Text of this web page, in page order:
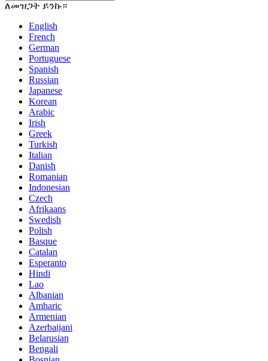
ለመዝጋት ይንኩ።
English
French
German
Portuguese
Spanish
Russian
Japanese
Korean
Arabic
Irish
Greek
Turkish
Italian
Danish
Romanian
Indonesian
Czech
Afrikaans
Swedish
Polish
Basque
Catalan
Esperanto
Hindi
Lao
Albanian
Amharic
Armenian
Azerbaijani
Belarusian
Bengali